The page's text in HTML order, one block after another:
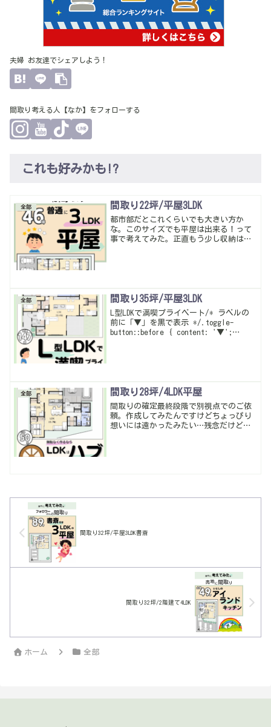
夫婦 お友達でシェアしよう！
間取り考える人【なか】をフォローする
これも好みかも!?
全部 間取り22坪/平屋3LDK
都市部だとこれくらいでも大きい方か
な。このサイズでも平屋は出来る！って
事で考えてみた。正直もう少し収納は欲
全部 間取り35坪/平屋3LDK
L型LDKで満喫プライベート/* ラベルの
前に「▼」を黒で表示 */.toggle-
button::before { content: '▼';
全部 間取り28坪/4LDK平屋
間取りの確定最終段階で別視点でのご依
頼。作成してみたんですけどちょっぴり
想いには遠かったみたい…残念だけど、
間取り32坪/平屋3LDK書斎
間取り32坪/2階建て4LDK
ホーム 全部